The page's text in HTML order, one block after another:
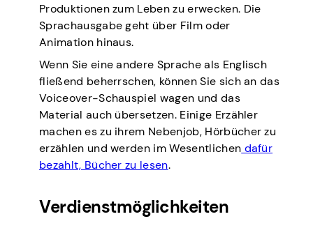
Produktionen zum Leben zu erwecken. Die
Sprachausgabe geht über Film oder
Animation hinaus.
Wenn Sie eine andere Sprache als Englisch
fließend beherrschen, können Sie sich an das
Voiceover-Schauspiel wagen und das
Material auch übersetzen. Einige Erzähler
machen es zu ihrem Nebenjob, Hörbücher zu
erzählen und werden im Wesentlichen dafür
bezahlt, Bücher zu lesen.
Verdienstmöglichkeiten